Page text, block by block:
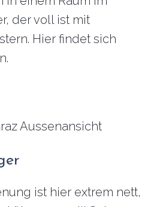
der voll ist mit
Hier findet sich
ist hier extrem nett,